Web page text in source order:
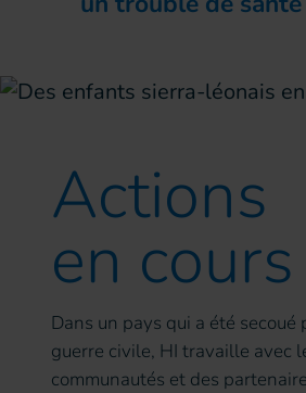
Actions
en cours
Dans un pays qui a été
guerre civile, HI travaille avec
communautés et des